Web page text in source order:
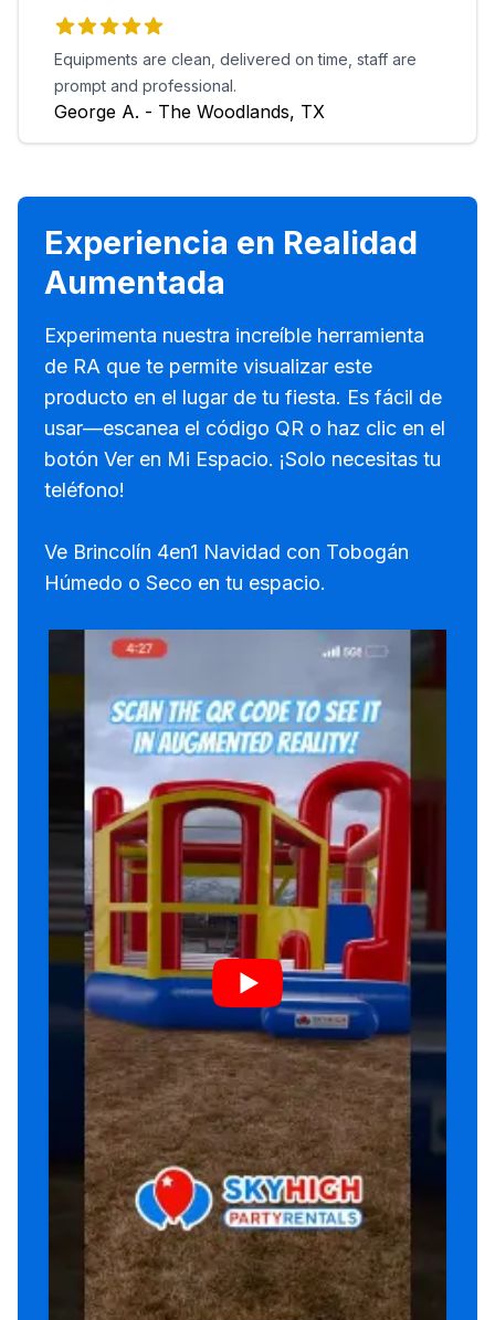
Equipments are clean, delivered on time, staff are
prompt and professional.
George A. - The Woodlands, TX
Experiencia en Realidad
Aumentada
Experimenta nuestra increíble herramienta
de RA que te permite visualizar este
producto en el lugar de tu fiesta. Es fácil de
usar—escanea el código QR o haz clic en el
botón Ver en Mi Espacio. ¡Solo necesitas tu
teléfono!
Ve Brincolín 4en1 Navidad con Tobogán
Húmedo o Seco en tu espacio.